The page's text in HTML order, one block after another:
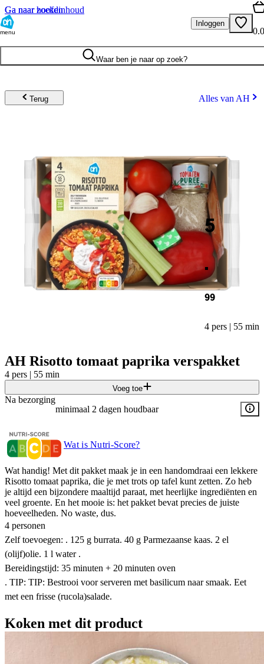
Ga naar hoofdinhoud
Ga naar zoeken
menu
Inloggen
Waar ben je naar op zoek?
Terug Alles van AH
5
.
99
4 pers | 55 min
AH Risotto tomaat paprika verspakket
4 pers | 55 min
Voeg toe
Na bezorging
minimaal 2 dagen houdbaar
Wat is Nutri-Score?
​Wat handig! Met dit pakket maak je in een handomdraai een lekkere
Risotto tomaat paprika, die je met trots op tafel kunt zetten. Zo heb
je altijd een bijzondere maaltijd paraat, met heerlijke ingrediënten en
veel groente. En het mooie is: het pakket bevat precies de juiste
hoeveelheden. No waste, dus.
4 personen
Zelf toevoegen: . 125 g burrata. 40 g Parmezaanse kaas. 2 el
(olijf)olie. 1 l water .
Bereidingstijd: 35 minuten + 20 minuten oven
. TIP: TIP: Bestrooi voor serveren met basilicum naar smaak. Eet
met een frisse (rucola)salade.
Koken met dit product